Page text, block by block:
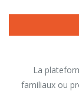
La
familiaux ou